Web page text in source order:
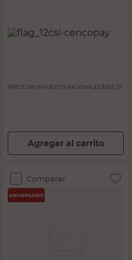
PRECIO SIN IMPUESTOS NACIONALES: $3615,39
Agregar al carrito
Comparar